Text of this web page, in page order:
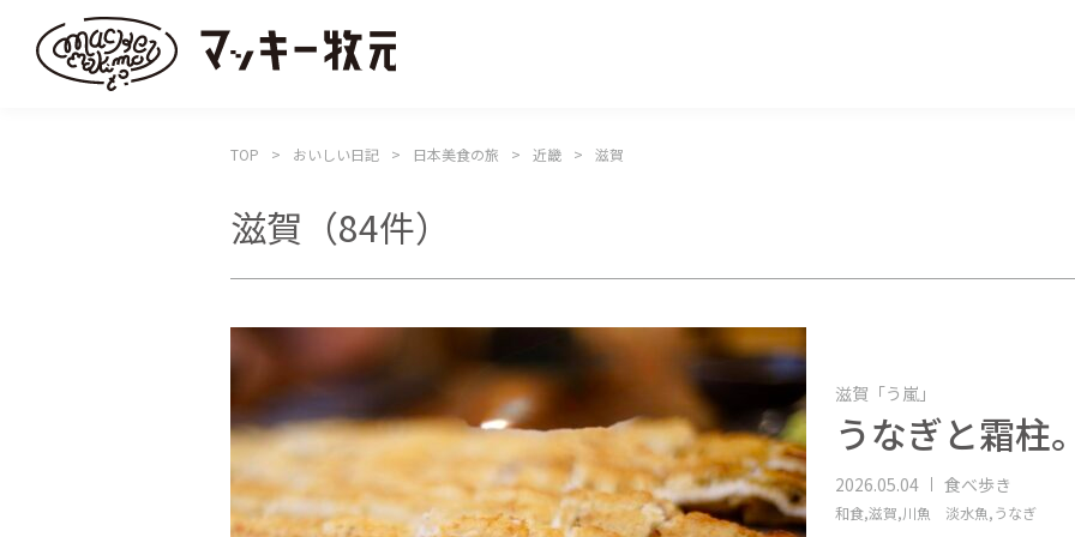
TOP おいしい日記 日本美食の旅 近畿 滋賀
滋賀 （84件）
滋賀「う嵐」
うなぎと霜柱
2026.05.04 食べ歩き
和食,滋賀,川魚 淡水魚,うなぎ